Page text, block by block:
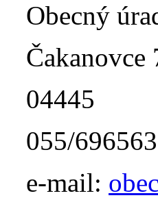
Obecný
Čakanovce
04445
055/
e-mail: